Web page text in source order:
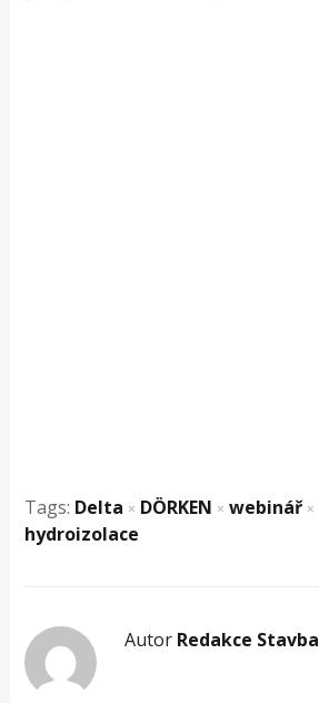
Tags: Delta × DÖRKEN × webinář ×
hydroizolace
Autor Redakce Stavba